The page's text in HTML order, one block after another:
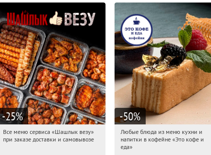
-25%
16:39:54 Получили:151
Все меню сервиса «Шашлык везу»
при заказе доставки и самовывозе
-50%
16:39:54 Купили:
Тверская
Любые блюда из меню кухни и
напитки в кофейне «Это кофе и
еда»